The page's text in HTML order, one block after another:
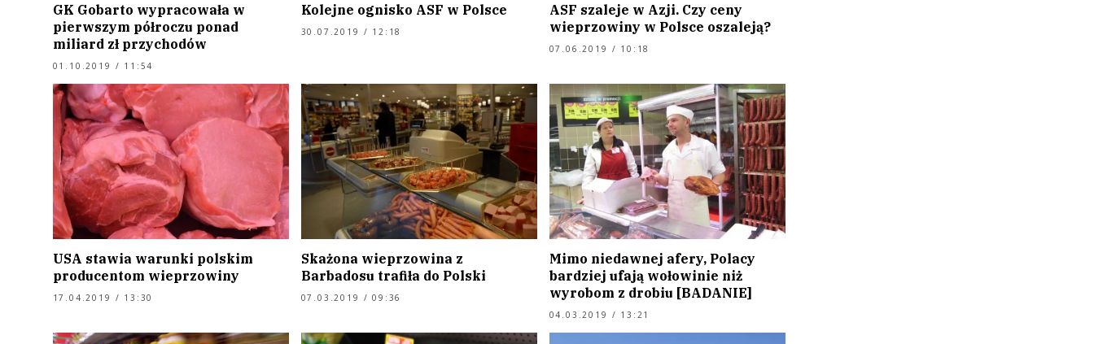
GK Gobarto wypracowała w
pierwszym półroczu ponad
miliard zł przychodów
01.10.2019 / 11:54
Kolejne ognisko ASF w Polsce
30.07.2019 / 12:18
ASF szaleje w Azji. Czy ceny
wieprzowiny w Polsce oszaleją?
07.06.2019 / 10:18
USA stawia warunki polskim
producentom wieprzowiny
17.04.2019 / 13:30
Skażona wieprzowina z
Barbadosu trafiła do Polski
07.03.2019 / 09:36
Mimo niedawnej afery, Polacy
bardziej ufają wołowinie niż
wyrobom z drobiu [BADANIE]
04.03.2019 / 13:21